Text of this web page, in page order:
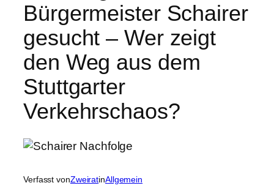
Bürgermeister Schairer
gesucht – Wer zeigt
den Weg aus dem
Stuttgarter
Verkehrschaos?
Verfasst vonZweiratinAllgemein